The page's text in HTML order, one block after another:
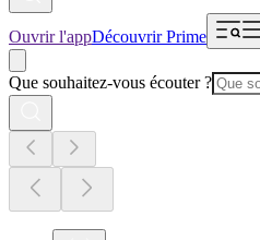
Ouvrir l'appDécouvrir Prime
Que souhaitez-vous écouter ?